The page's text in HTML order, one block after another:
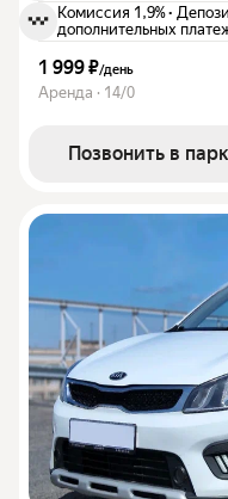
Комиссия 1,9%·
дополнительных
1 999 ₽/день
Аренда · 14/0
Позвонить в парк